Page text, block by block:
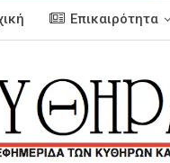
Επικαιρότητα